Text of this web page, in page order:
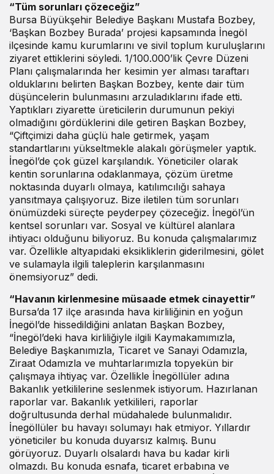
“Tüm sorunları çözeceğiz”
Bursa Büyükşehir Belediye Başkanı Mustafa Bozbey,
‘Başkan Bozbey Burada’ projesi kapsamında İnegöl
ilçesinde kamu kurumlarını ve sivil toplum kuruluşlarını
ziyaret ettiklerini söyledi. 1/100.000’lik Çevre Düzeni
Planı çalışmalarında her kesimin yer alması taraftarı
olduklarını belirten Başkan Bozbey, kente dair tüm
düşüncelerin bulunmasını arzuladıklarını ifade etti.
Yaptıkları ziyarette üreticilerin durumunun pekiyi
olmadığını gördüklerini dile getiren Başkan Bozbey,
“Çiftçimizi daha güçlü hale getirmek, yaşam
standartlarını yükseltmekle alakalı görüşmeler yaptık.
İnegöl’de çok güzel karşılandık. Yöneticiler olarak
kentin sorunlarına odaklanmaya, çözüm üretme
noktasında duyarlı olmaya, katılımcılığı sahaya
yansıtmaya çalışıyoruz. Bize iletilen tüm sorunları
önümüzdeki süreçte peyderpey çözeceğiz. İnegöl’ün
kentsel sorunları var. Sosyal ve kültürel alanlara
ihtiyacı olduğunu biliyoruz. Bu konuda çalışmalarımız
var. Özellikle altyapıdaki eksikliklerin giderilmesini, gölet
ve sulamayla ilgili taleplerin karşılanmasını
önemsiyoruz” dedi.
“Havanın kirlenmesine müsaade etmek cinayettir”
Bursa’da 17 ilçe arasında hava kirliliğinin en yoğun
İnegöl’de hissedildiğini anlatan Başkan Bozbey,
“İnegöl’deki hava kirliliğiyle ilgili Kaymakamımızla,
Belediye Başkanımızla, Ticaret ve Sanayi Odamızla,
Ziraat Odamızla ve muhtarlarımızla topyekün bir
çalışmaya ihtiyaç var. Özellikle İnegöllüler adına
Bakanlık yetkililerine seslenmek istiyorum. Hazırlanan
raporlar var. Bakanlık yetkilileri, raporlar
doğrultusunda derhal müdahalede bulunmalıdır.
İnegöllüler bu havayı solumayı hak etmiyor. Yıllardır
yöneticiler bu konuda duyarsız kalmış. Bunu
görüyoruz. Duyarlı olsalardı hava bu kadar kirli
olmazdı. Bu konuda esnafa, ticaret erbabına ve